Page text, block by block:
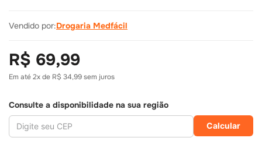
Vendido por:Drogaria Medfácil
R$ 69,99
Em até2x de R$ 34,99sem juros
Consulte a disponibilidade na sua região
Calcular